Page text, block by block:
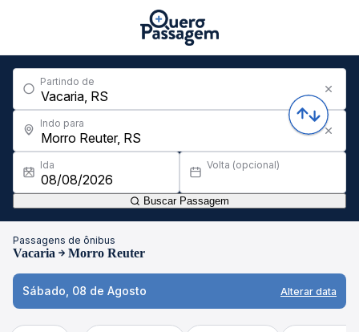
Partindo de
Indo para
Ida Volta (opcional)
Buscar Passagem
Passagens de ônibus
Vacaria Morro Reuter
Sábado, 08 de Agosto Alterar data